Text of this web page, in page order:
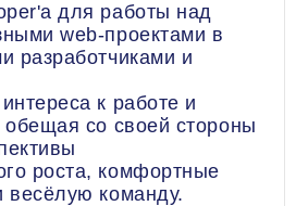
для работы над
web-проектами в
разработчиками и
к работе и
обещая со своей стороны
роста, комфортные
весёлую команду.